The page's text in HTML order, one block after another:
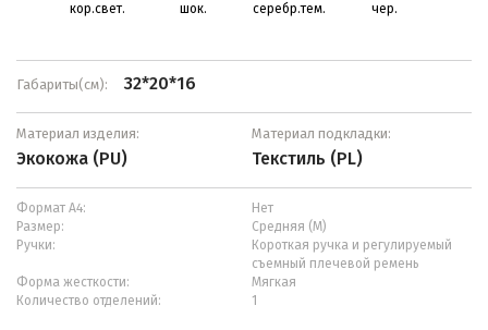
кор.свет. шок. серебр.тем. чер.
Габариты(см): 32*20*16
Материал изделия:
Экокожа (PU)
Материал подкладки:
Текстиль (PL)
Формат А4:
Нет
Размер:
Средняя (М)
Ручки:
Короткая ручка и регулируемый
съемный плечевой ремень
Форма жесткости:
Мягкая
Количество отделений:
1